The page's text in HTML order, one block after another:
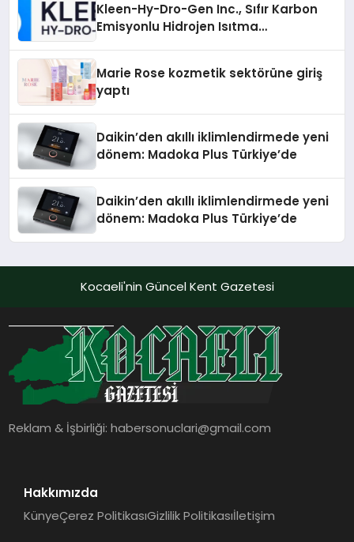
Kleen-Hy-Dro-Gen Inc., Sıfır Karbon
Emisyonlu Hidrojen Isıtma
Marie Rose kozmetik sektörüne giriş
yaptı
Daikin’den akıllı iklimlendirmede yeni
dönem: Madoka Plus Türkiye’de
Daikin’den akıllı iklimlendirmede yeni
dönem: Madoka Plus Türkiye’de
Kocaeli'nin Güncel Kent Gazetesi
Reklam & İşbirliği:habersonuclari@gmail.com
Hakkımızda
KünyeÇerez PolitikasıGizlilik Politikasıİletişim